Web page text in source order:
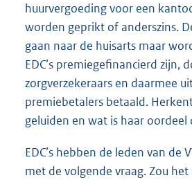
huurvergoeding voor een
worden geprikt of anderszins.
gaan naar de huisarts maar
EDC’s premiegefinancierd zijn,
zorgverzekeraars en daarmee
premiebetalers betaald.
geluiden en wat is haar oordeel
EDC’s hebben de leden van de
met de volgende vraag. Zou